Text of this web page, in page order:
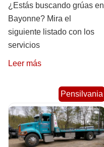
¿Estás buscando grúas en
Bayonne? Mira el
siguiente listado con los
servicios
Leer más
Pensilvania